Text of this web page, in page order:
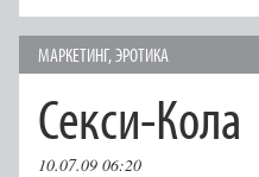
МАРКЕТИНГ,ЭРОТИКА
Секси-Кола
10.07.09 06:20